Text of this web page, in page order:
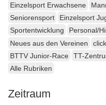
Einzelsport Erwachsene
Seniorensport
Einzelsport
Sportentwicklung
Personal/
Neues aus den Vereinen
BTTV Junior-Race
TT-
Alle Rubriken
Zeitraum